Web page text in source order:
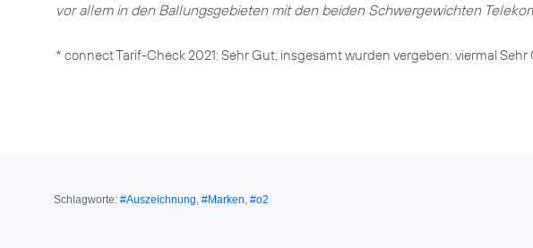
vor allem in den Ballungsgebieten mit den beiden Schwergewichten
* connect Tarif-Check 2021: Sehr Gut; insgesamt wurden vergeben: viermal Sehr
Schlagworte: #Auszeichnung, #Marken, #o2